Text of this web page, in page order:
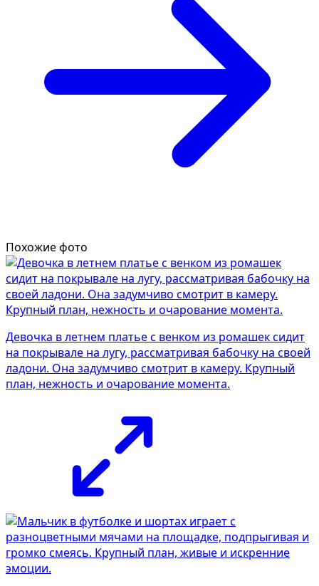
Похожие фото
Девочка в летнем платье с венком из ромашек сидит
на покрывале на лугу, рассматривая бабочку на своей
ладони. Она задумчиво смотрит в камеру. Крупный
план, нежность и очарование момента.